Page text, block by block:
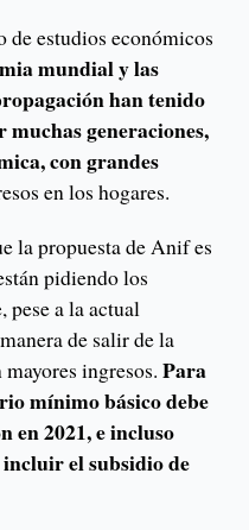
estudios económicos
mundial y las
han tenido
generaciones,
con grandes
en los hogares.
la propuesta de Anif es
pidiendo los
pese a la actual
de salir de la
ingresos. Para
mínimo básico debe
en 2021, e incluso
el subsidio de